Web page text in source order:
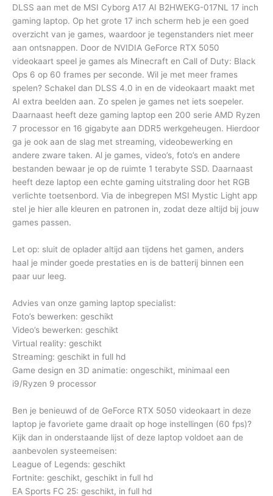
DLSS aan met de MSI Cyborg A17 AI B2HWEKG-017NL 17 inch
gaming laptop. Op het grote 17 inch scherm heb je een goed
overzicht van je games, waardoor je tegenstanders niet meer
aan ontsnappen. Door de NVIDIA GeForce RTX 5050
videokaart speel je games als Minecraft en Call of Duty: Black
Ops 6 op 60 frames per seconde. Wil je met meer frames
spelen? Schakel dan DLSS 4.0 in en de videokaart maakt met
AI extra beelden aan. Zo spelen je games net iets soepeler.
Daarnaast heeft deze gaming laptop een 200 serie AMD Ryzen
7 processor en 16 gigabyte aan DDR5 werkgeheugen. Hierdoor
ga je ook aan de slag met streaming, videobewerking en
andere zware taken. Al je games, video’s, foto’s en andere
bestanden bewaar je op de ruimte 1 terabyte SSD. Daarnaast
heeft deze laptop een echte gaming uitstraling door het RGB
verlichte toetsenbord. Via de inbegrepen MSI Mystic Light app
stel je hier alle kleuren en patronen in, zodat deze altijd bij jouw
games passen.
Let op: sluit de oplader altijd aan tijdens het gamen, anders
haal je minder goede prestaties en is de batterij binnen een
paar uur leeg.
Advies van onze gaming laptop specialist:
Foto’s bewerken: geschikt
Video’s bewerken: geschikt
Virtual reality: geschikt
Streaming: geschikt in full hd
Game design en 3D animatie: ongeschikt, minimaal een
i9/Ryzen 9 processor
Ben je benieuwd of de GeForce RTX 5050 videokaart in deze
laptop je favoriete game draait op hoge instellingen (60 fps)?
Kijk dan in onderstaande lijst of deze laptop voldoet aan de
aanbevolen systeemeisen:
League of Legends: geschikt
Fortnite: geschikt, geschikt in full hd
EA Sports FC 25: geschikt, in full hd